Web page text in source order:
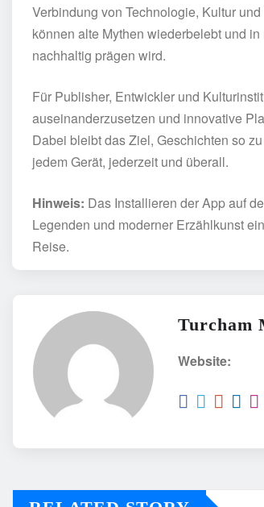
Verbindung von Technologie, Kultur
können alte Mythen wiederbelebt und
nachhaltig prägen wird.
Für Publisher, Entwickler und
auseinanderzusetzen und innovative
Dabei bleibt das Ziel, Geschichten so
jedem Gerät, jederzeit und überall.
Hinweis: Das Installieren der App auf
Legenden und moderner Erzählkunst
Reise.
Turcham
Website: